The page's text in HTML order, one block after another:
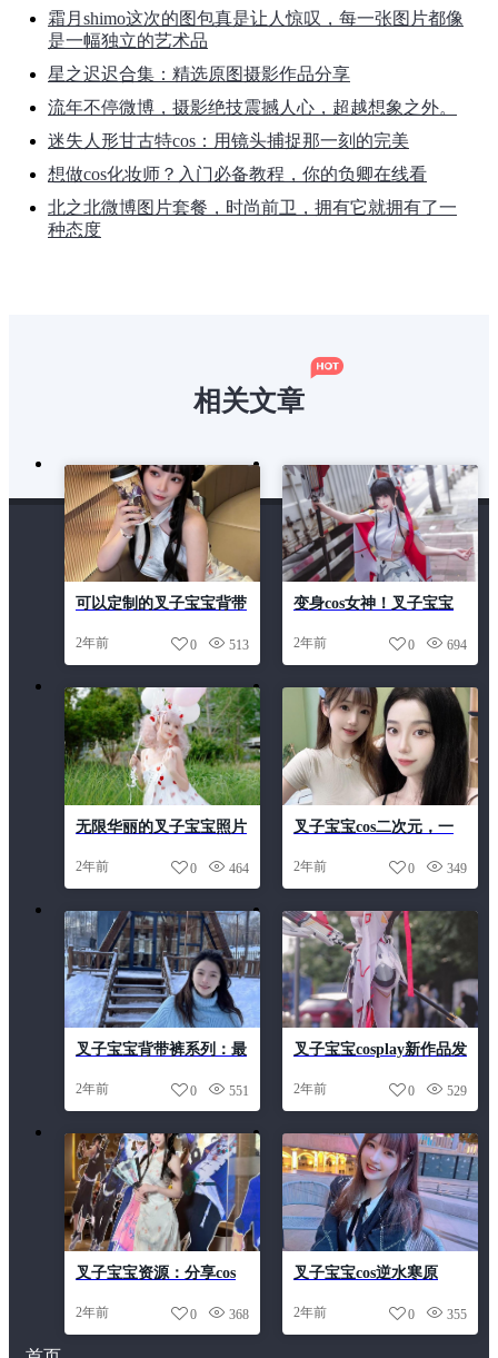
霜月shimo这次的图包真是让人惊叹，每一张图片都像
是一幅独立的艺术品
星之迟迟合集：精选原图摄影作品分享
流年不停微博，摄影绝技震撼人心，超越想象之外。
迷失人形甘古特cos：用镜头捕捉那一刻的完美
想做cos化妆师？入门必备教程，你的负卿在线看
北之北微博图片套餐，时尚前卫，拥有它就拥有了一
种态度
相关文章
可以定制的叉子宝宝背带
2年前 513
0
变身cos女神！叉子宝宝
2年前 694
0
无限华丽的叉子宝宝照片
间
2年前 464
0
叉子宝宝cos二次元，一
吧
2年前 349
0
叉子宝宝背带裤系列：最
2年前 551
0
叉子宝宝cosplay新作品发
2年前 529
0
叉子宝宝资源：分享cos
cos界
2年前 368
0
叉子宝宝cos逆水寒原
视觉盛宴
2年前 355
0